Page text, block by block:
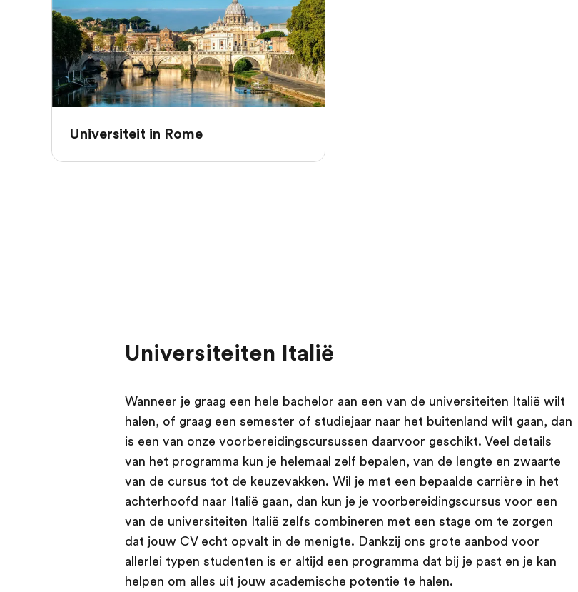
Universiteit in Rome
Universiteiten Italië
Wanneer je graag een hele bachelor aan een van de universiteiten Italië wilt
halen, of graag een semester of studiejaar naar het buitenland wilt gaan, dan
is een van onze voorbereidingscursussen daarvoor geschikt. Veel details
van het programma kun je helemaal zelf bepalen, van de lengte en zwaarte
van de cursus tot de keuzevakken. Wil je met een bepaalde carrière in het
achterhoofd naar Italië gaan, dan kun je je voorbereidingscursus voor een
van de universiteiten Italië zelfs combineren met een stage om te zorgen
dat jouw CV echt opvalt in de menigte. Dankzij ons grote aanbod voor
allerlei typen studenten is er altijd een programma dat bij je past en je kan
helpen om alles uit jouw academische potentie te halen.